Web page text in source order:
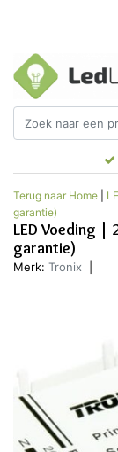
Terug naar Home
garantie)
LED Voeding |
garantie)
Merk: Tronix